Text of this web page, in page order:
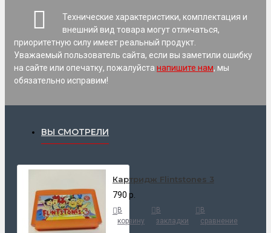
Технические характеристики, комплектация и
внешний вид товара могут отличаться,
приоритетную силу имеет реальный продукт.
Уважаемый пользователь сайта, если вы заметили ошибку
на сайте или опечатку, пожалуйста напишите нам, мы
обязательно исправим!
ВЫ СМОТРЕЛИ
Картридж Flintstones 3
790 р.
В
корзину
В
закладки
В
сравнение